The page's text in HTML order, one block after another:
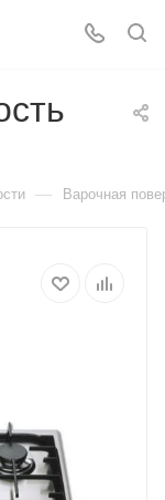
— Варочная